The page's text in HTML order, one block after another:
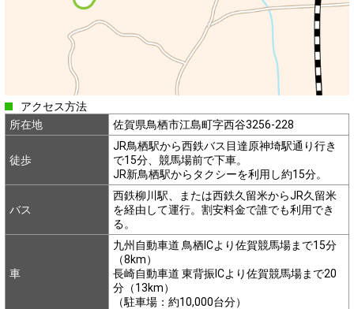
アクセス方法
所在地
佐賀県鳥栖市江島町字西谷3256-228
徒歩
JR鳥栖駅から西鉄バス目達原神埼駅通り行き
で15分、競馬場前で下車。
JR新鳥栖駅からタクシーを利用し約15分。
バス
西鉄柳川駅、または西鉄久留米からJR久留米
を経由して運行。割安料金で誰でも利用でき
る。
車
九州自動車道 鳥栖ICより佐賀競馬場まで15分
（8km）
長崎自動車道 東背振ICより佐賀競馬場まで20
分（13km）
（駐車場：約10,000台分）